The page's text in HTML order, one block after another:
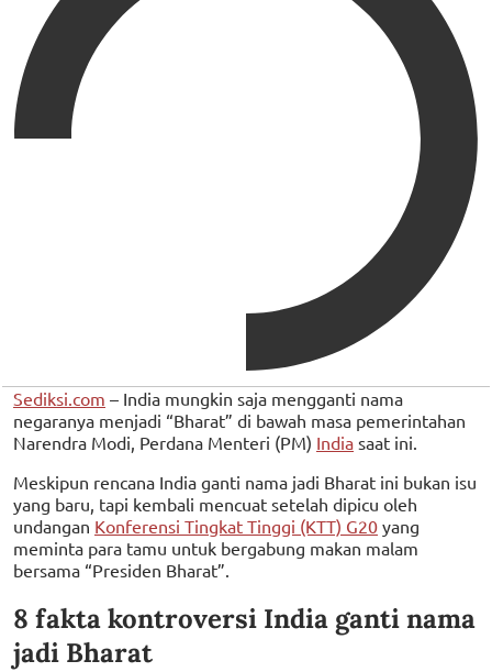
Sediksi.com – India mungkin saja mengganti nama
negaranya menjadi “Bharat” di bawah masa pemerintahan
Narendra Modi, Perdana Menteri (PM) India saat ini.
Meskipun rencana India ganti nama jadi Bharat ini bukan isu
yang baru, tapi kembali mencuat setelah dipicu oleh
undangan Konferensi Tingkat Tinggi (KTT) G20 yang
meminta para tamu untuk bergabung makan malam
bersama “Presiden Bharat”.
8 fakta kontroversi India ganti nama
jadi Bharat